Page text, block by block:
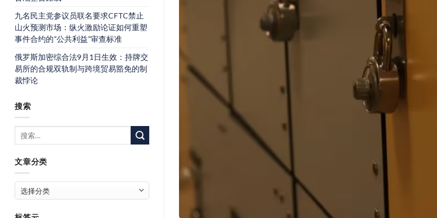
九名民主党参议员联名要求CFTC禁止
山火预测市场：纵火激励论证如何重塑
事件合约的”公共利益”审查标准
俄罗斯加密综合法9月1日生效：持牌交
易所的合规双轨制与跨境贸易豁免的制
裁悖论
搜索
文章分类
章